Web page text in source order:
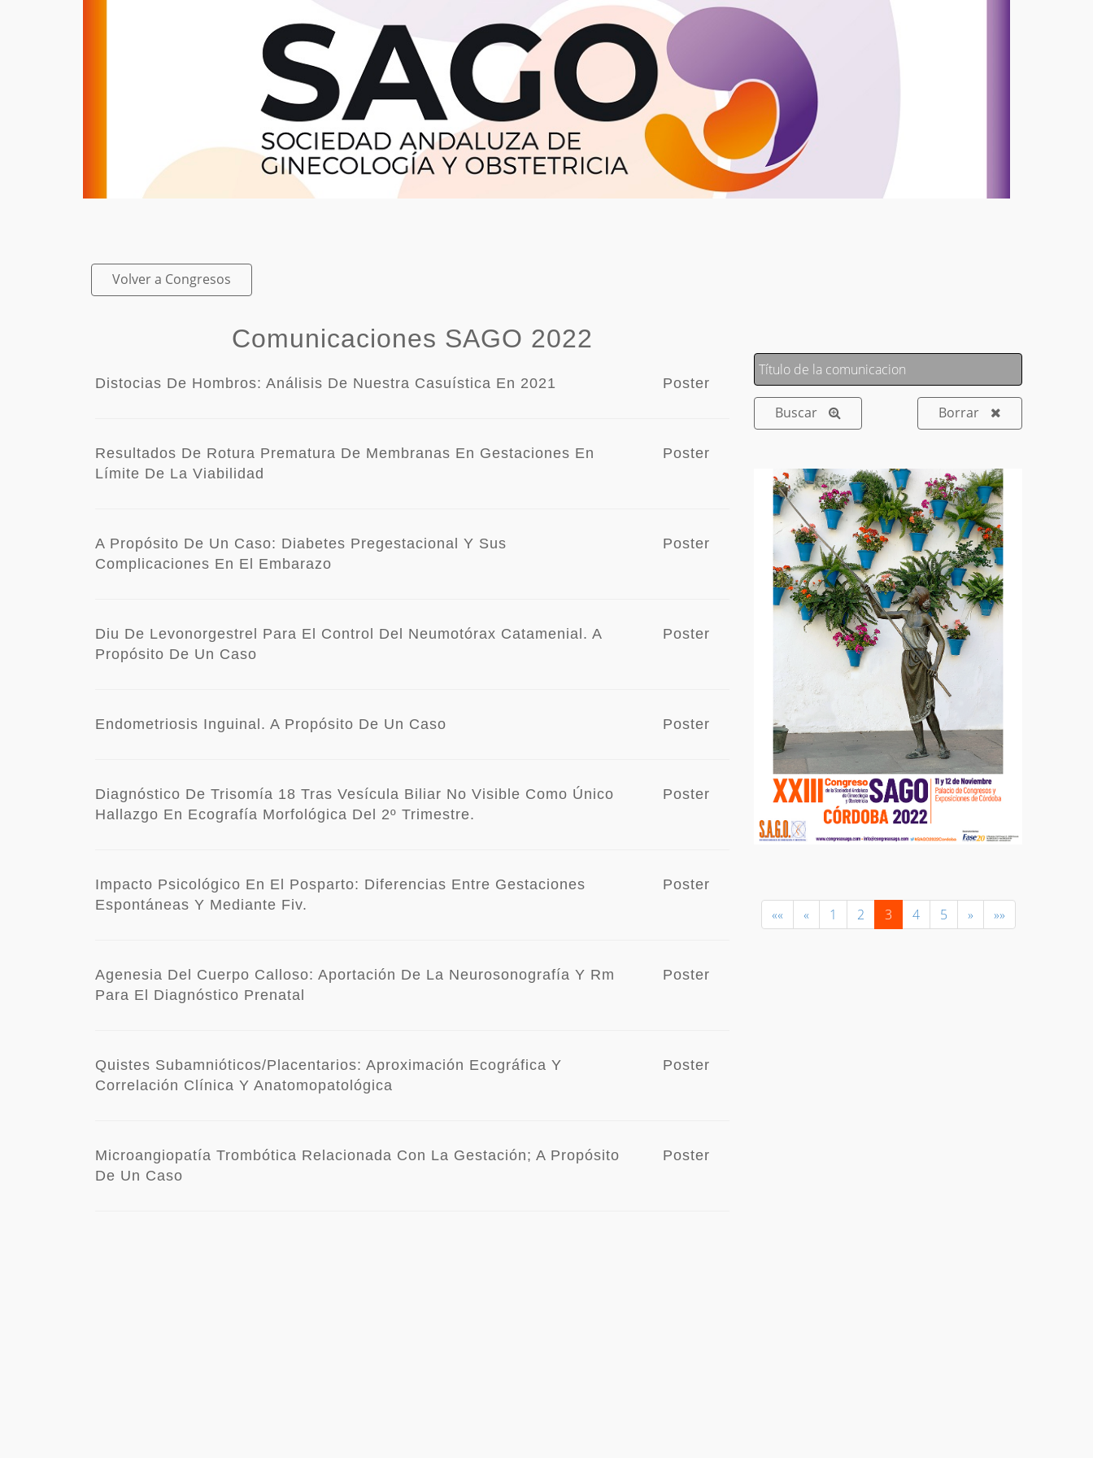
Volver a Congresos
Comunicaciones SAGO 2022
Distocias De Hombros: Análisis De Nuestra Casuística En 2021 Poster
Resultados De Rotura Prematura De Membranas En Gestaciones En
Límite De La Viabilidad
Poster
A Propósito De Un Caso: Diabetes Pregestacional Y Sus
Complicaciones En El Embarazo
Poster
Diu De Levonorgestrel Para El Control Del Neumotórax Catamenial. A
Propósito De Un Caso
Poster
Endometriosis Inguinal. A Propósito De Un Caso Poster
Diagnóstico De Trisomía 18 Tras Vesícula Biliar No Visible Como Único
Hallazgo En Ecografía Morfológica Del 2º Trimestre.
Poster
Impacto Psicológico En El Posparto: Diferencias Entre Gestaciones
Espontáneas Y Mediante Fiv.
Poster
Agenesia Del Cuerpo Calloso: Aportación De La Neurosonografía Y Rm
Para El Diagnóstico Prenatal
Poster
Quistes Subamnióticos/placentarios: Aproximación Ecográfica Y
Correlación Clínica Y Anatomopatológica
Poster
Microangiopatía Trombótica Relacionada Con La Gestación; A Propósito
De Un Caso
Poster
Buscar Borrar
«« « 1 2 3 4 5 » »»